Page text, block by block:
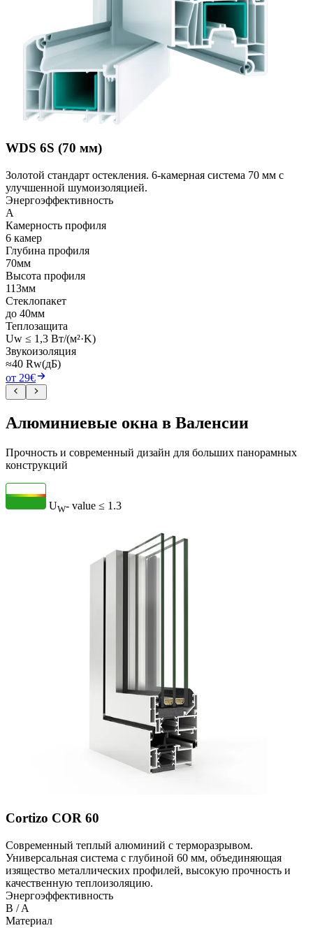
WDS 6S (70 мм)
Золотой стандарт остекления. 6-камерная система 70 мм с
улучшенной шумоизоляцией.
Энергоэффективность
A
Камерность профиля
6 камер
Глубина профиля
70мм
Высота профиля
113мм
Стеклопакет
до 40мм
Теплозащита
Uw ≤ 1,3 Вт/(м²·K)
Звукоизоляция
≈40 Rw(дБ)
от 29€
Алюминиевые окна в Валенсии
Прочность и современный дизайн для больших панорамных
конструкций
UW- value ≤ 1.3
Cortizo COR 60
Современный теплый алюминий с терморазрывом.
Универсальная система с глубиной 60 мм, объединяющая
изящество металлических профилей, высокую прочность и
качественную теплоизоляцию.
Энергоэффективность
B / A
Материал